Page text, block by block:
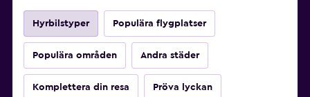
Hyrbilstyper Populära flygplatser
Populära områden Andra städer
Komplettera din resa Pröva lyckan